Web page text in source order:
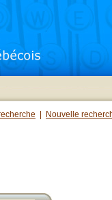
Nouvelle